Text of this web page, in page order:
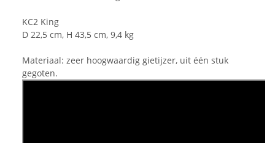
KC2 King
D 22,5 cm, H 43,5 cm, 9,4 kg
Materiaal: zeer hoogwaardig gietijzer, uit één stuk
gegoten.